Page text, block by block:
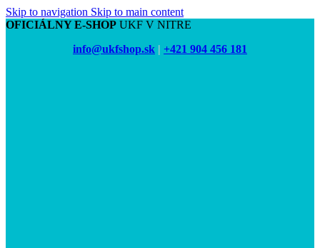
Skip to navigation Skip to main content
OFICIÁLNY E-SHOP UKF V NITRE
info@ukfshop.sk | +421 904 456 181